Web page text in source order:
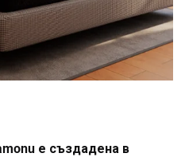
е създадена в